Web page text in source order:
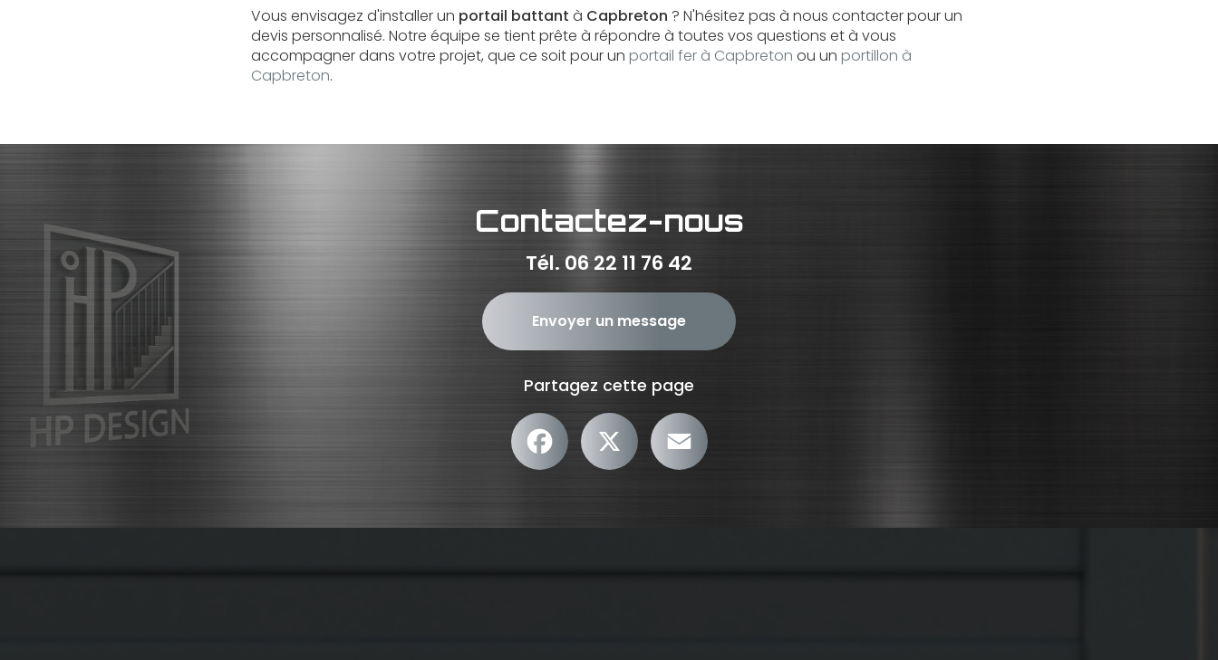
Vous envisagez d'installer un portail battant à Capbreton ? N'hésitez pas à nous contacter pour un
devis personnalisé. Notre équipe se tient prête à répondre à toutes vos questions et à vous
accompagner dans votre projet, que ce soit pour un portail fer à Capbreton ou un portillon à
Capbreton.
Contactez-nous
Tél. 06 22 11 76 42
Envoyer un message
Partagez cette page
Facebook